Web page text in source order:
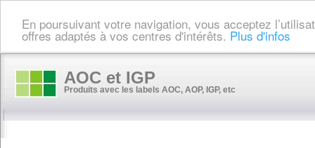
En poursuivant votre navigation, vous acceptez
offres adaptés à vos centres d'intérêts. Plus d'infos
AOC et IGP
Produits avec les labels AOC, AOP, IGP, etc